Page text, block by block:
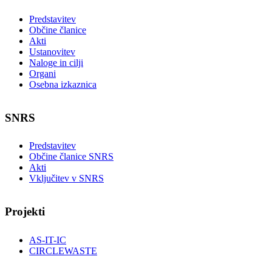
Predstavitev
Občine članice
Akti
Ustanovitev
Naloge in cilji
Organi
Osebna izkaznica
SNRS
Predstavitev
Občine članice SNRS
Akti
Vključitev v SNRS
Projekti
AS-IT-IC
CIRCLEWASTE